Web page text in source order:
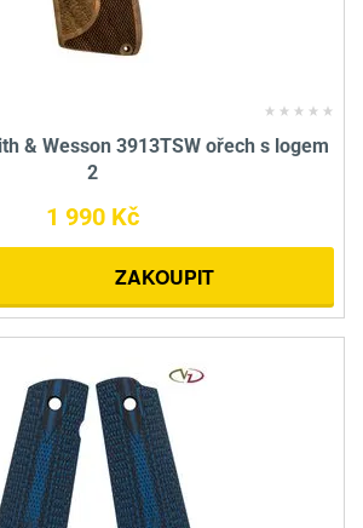
& Wesson 3913TSW ořech s logem
2
1 990 Kč
ZAKOUPIT